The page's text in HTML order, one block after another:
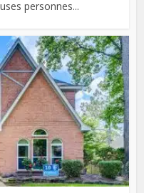
personnes...